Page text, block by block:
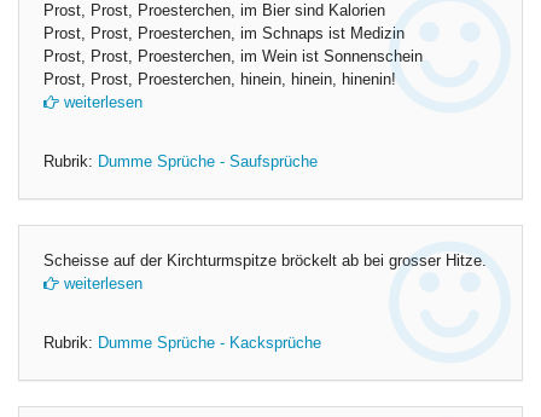
Prost, Prost, Proesterchen, im Bier sind Kalorien
Prost, Prost, Proesterchen, im Schnaps ist Medizin
Prost, Prost, Proesterchen, im Wein ist Sonnenschein
Prost, Prost, Proesterchen, hinein, hinein, hinenin!
weiterlesen
Rubrik: Dumme Sprüche - Saufsprüche
Scheisse auf der Kirchturmspitze bröckelt ab bei grosser Hitze.
weiterlesen
Rubrik: Dumme Sprüche - Kacksprüche